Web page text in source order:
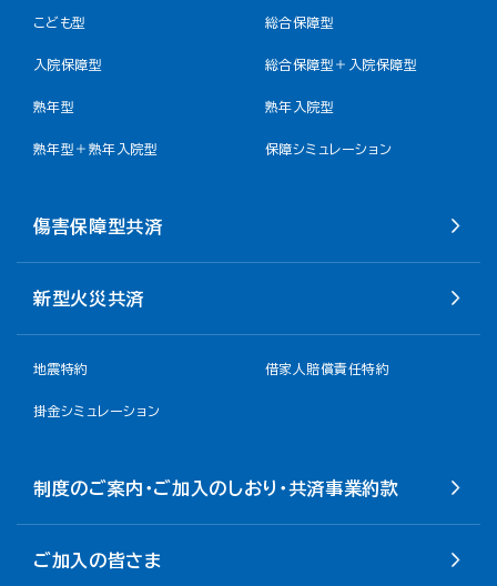
こども型 総合保障型
入院保障型 総合保障型＋入院保障型
熟年型 熟年入院型
熟年型＋熟年入院型 保障シミュレーション
傷害保障型共済
新型火災共済
地震特約 借家人賠償責任特約
掛金シミュレーション
制度のご案内・ご加入のしおり・共済事業約款
ご加入の皆さま